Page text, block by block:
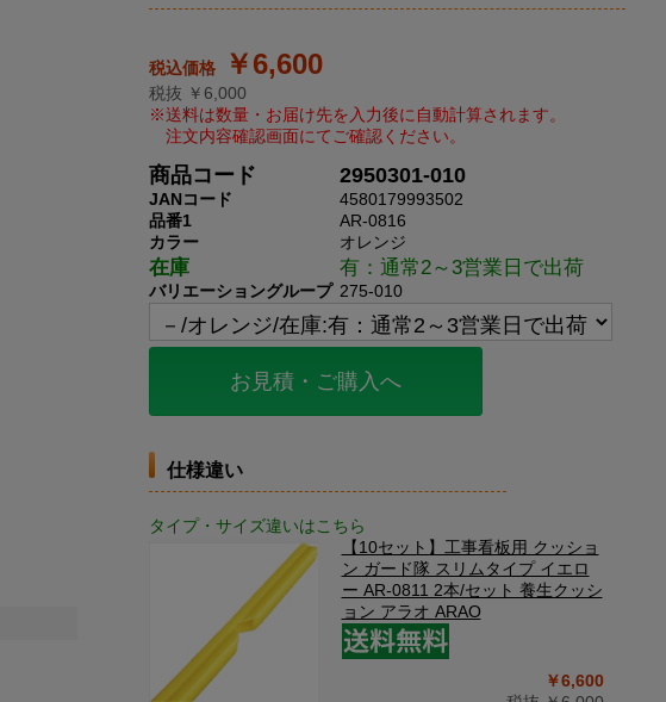
￥6,600
税抜 ￥6,000
商品コード 2950301-010
JANコード
4580179993502
品番1
AR-0816
カラー
オレンジ
在庫 有：通常2～3営業日で出荷
バリエーショングループ 275-010
お見積・ご購入へ
仕様違い
タイプ・サイズ違いはこちら
【10セット】工事看板用 クッショ
ン ガード隊 スリムタイプ イエロ
ー AR-0811 2本/セット 養生クッシ
ョン アラオ ARAO
￥6,600